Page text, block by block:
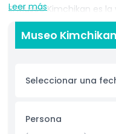
El Museo Kimchikan es
Kimchi Pulmuone, que
Personas de todo el
maravillas del kimchi.
la historia del kimchi y
de todo el mundo.
Leer más
Museo
Seleccionar una
Persona